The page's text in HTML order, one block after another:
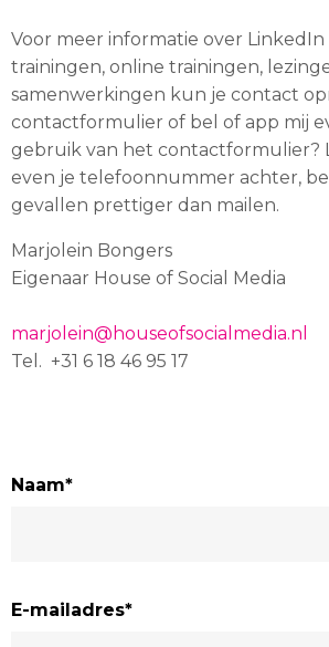
Voor meer informatie over
trainingen, online trainingen,
samenwerkingen kun je contact
contactformulier of bel of app mij
gebruik van het contactformulier?
even je telefoonnummer achter,
gevallen prettiger dan mailen.
Marjolein Bongers
Eigenaar House of Social Media
marjolein@houseofsocialmedia.nl
Tel. +31 6 18 46 95 17
Naam*
E-mailadres*